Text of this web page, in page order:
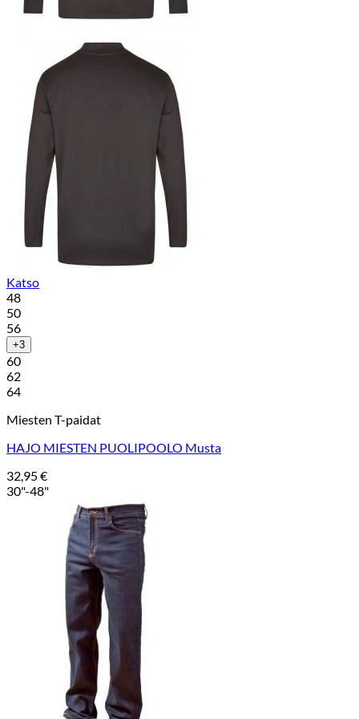
Katso
48
50
56
+3
60
62
64
Miesten T-paidat
HAJO MIESTEN PUOLIPOOLO Musta
32,95€
30"-48"